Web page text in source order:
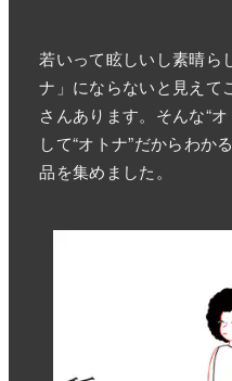
若いって眩しいし素晴ら
ナ」にならないと見えて
さんあります。そんな“
して“オトナ”だからわか
品を集めました。